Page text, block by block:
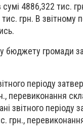
4886,322 тис.
грн. В звітному
бюджету громади
періоду
перевиконання
звітного періоду
грн.,